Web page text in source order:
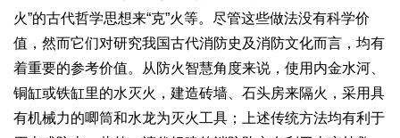
火”的古代哲学思想来“克”火等。尽管这些做法没有科学价
值，然而它们对研究我国古代消防史及消防文化而言，均有
着重要的参考价值。从防火智慧角度来说，使用内金水河、
铜缸或铁缸里的水灭火，建造砖墙、石头房来隔火，采用具
有机械力的唧筒和水龙为灭火工具；上述传统方法均有利于